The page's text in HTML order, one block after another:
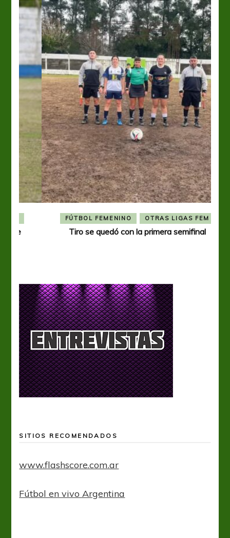
FÚTBOL FEMENINO OTRAS LIGAS FEM
Tiro se quedó con la primera semifinal
SITIOS RECOMENDADOS
www.flashscore.com.ar
Fútbol en vivo Argentina